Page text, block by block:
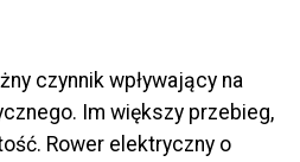
czynnik wpływający na
Im większy przebieg,
Rower elektryczny o